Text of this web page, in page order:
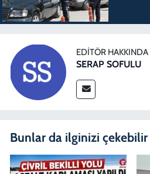
EDITÖR HAKKINDA
SERAP SOFULU
Bunlar da ilginizi çekebilir